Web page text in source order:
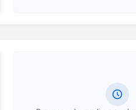
Randevu Takvimi Talebi
Doç. Dr. Tülay Kurt İncesu